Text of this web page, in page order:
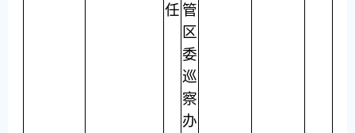
任 管
区
委
巡
察
办